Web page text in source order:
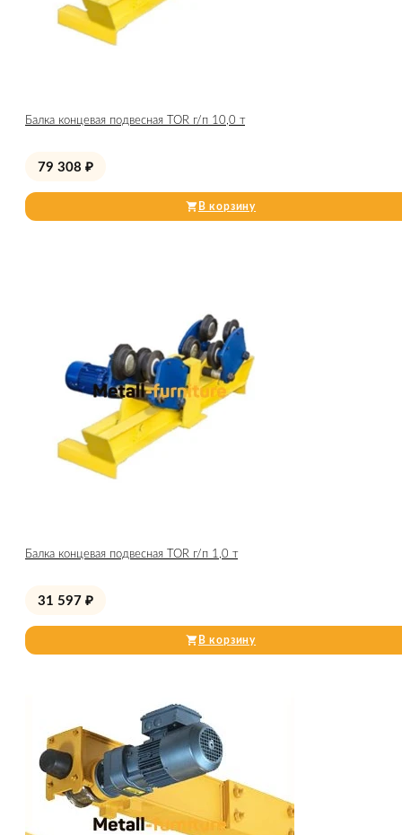
Балка концевая подвесная TOR г/п 10,0 т
79 308 ₽
В корзину
Балка концевая подвесная TOR г/п 1,0 т
31 597 ₽
В корзину